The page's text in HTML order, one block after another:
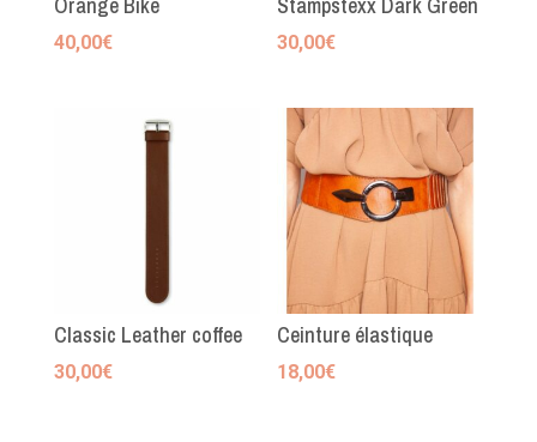
40,00€ 30,00€
Classic Leather coffee
30,00€
Ceinture élastique
18,00€